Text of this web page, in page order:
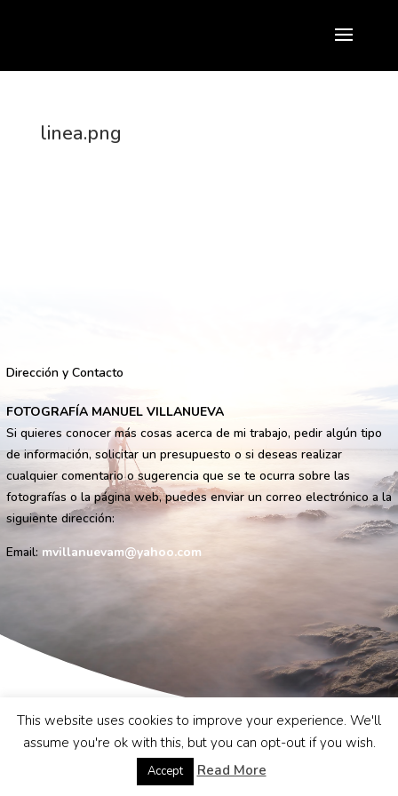
linea.png
Dirección y Contacto
FOTOGRAFÍA MANUEL VILLANUEVA
Si quieres conocer más cosas acerca de mi trabajo, pedir algún tipo
de información, solicitar un presupuesto o si deseas realizar
cualquier comentario o sugerencia que se te ocurra sobre las
fotografías o la página web, puedes enviar un correo electrónico a la
siguiente dirección:
Email: mvillanuevam@yahoo.com
This website uses cookies to improve your experience. We'll
assume you're ok with this, but you can opt-out if you wish.
Accept Read More